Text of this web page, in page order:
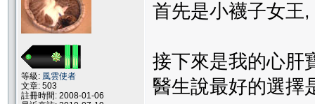
等級: 風雲使者
文章: 503
註冊時間: 2008-01-06
首先是小襪子女王
接下來是我的心肝
醫生說最好的選擇